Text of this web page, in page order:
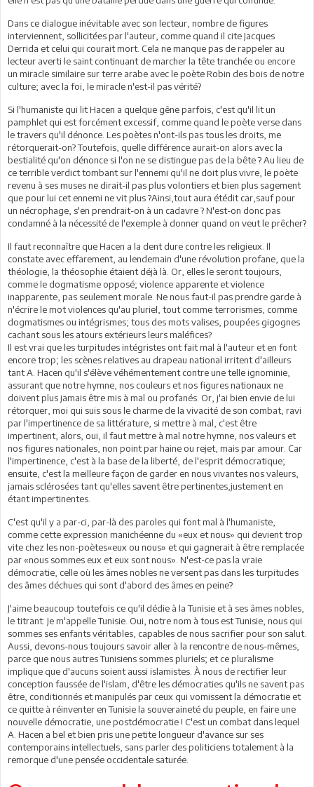
Dans ce dialogue inévitable avec son lecteur, nombre de figures
interviennent, sollicitées par l'auteur, comme quand il cite Jacques
Derrida et celui qui courait mort. Cela ne manque pas de rappeler au
lecteur averti le saint continuant de marcher la tête tranchée ou encore
un miracle similaire sur terre arabe avec le poète Robin des bois de notre
culture; avec la foi, le miracle n'est-il pas vérité?
Si l'humaniste qui lit Hacen a quelque gêne parfois, c'est qu'il lit un
pamphlet qui est forcément excessif, comme quand le poète verse dans
le travers qu'il dénonce. Les poètes n'ont-ils pas tous les droits, me
rétorquerait-on? Toutefois, quelle différence aurait-on alors avec la
bestialité qu'on dénonce si l'on ne se distingue pas de la bête ? Au lieu de
ce terrible verdict tombant sur l'ennemi qu'il ne doit plus vivre, le poète
revenu à ses muses ne dirait-il pas plus volontiers et bien plus sagement
que pour lui cet ennemi ne vit plus ?Ainsi,tout aura étédit car,sauf pour
un nécrophage, s'en prendrait-on à un cadavre ? N'est-on donc pas
condamné à la nécessité de l'exemple à donner quand on veut le prêcher?
Il faut reconnaître que Hacen a la dent dure contre les religieux. Il
constate avec effarement, au lendemain d'une révolution profane, que la
théologie, la théosophie étaient déjà là. Or, elles le seront toujours,
comme le dogmatisme opposé; violence apparente et violence
inapparente, pas seulement morale. Ne nous faut-il pas prendre garde à
n'écrire le mot violences qu'au pluriel, tout comme terrorismes, comme
dogmatismes ou intégrismes; tous des mots valises, poupées gigognes
cachant sous les atours extérieurs leurs maléfices?
Il est vrai que les turpitudes intégristes ont fait mal à l'auteur et en font
encore trop; les scènes relatives au drapeau national irritent d'ailleurs
tant A. Hacen qu'il s'élève véhémentement contre une telle ignominie,
assurant que notre hymne, nos couleurs et nos figures nationaux ne
doivent plus jamais être mis à mal ou profanés. Or, j'ai bien envie de lui
rétorquer, moi qui suis sous le charme de la vivacité de son combat, ravi
par l'impertinence de sa littérature, si mettre à mal, c'est être
impertinent, alors, oui, il faut mettre à mal notre hymne, nos valeurs et
nos figures nationales, non point par haine ou rejet, mais par amour. Car
l'impertinence, c'est à la base de la liberté, de l'esprit démocratique;
ensuite, c'est la meilleure façon de garder en nous vivantes nos valeurs,
jamais sclérosées tant qu'elles savent être pertinentes,justement en
étant impertinentes.
C'est qu'il y a par-ci, par-là des paroles qui font mal à l'humaniste,
comme cette expression manichéenne du «eux et nous» qui devient trop
vite chez les non-poètes«eux ou nous» et qui gagnerait à être remplacée
par «nous sommes eux et eux sont nous». N'est-ce pas la vraie
démocratie, celle où les âmes nobles ne versent pas dans les turpitudes
des âmes déchues qui sont d'abord des âmes en peine?
J'aime beaucoup toutefois ce qu'il dédie à la Tunisie et à ses âmes nobles,
le titrant: Je m'appelle Tunisie. Oui, notre nom à tous est Tunisie, nous qui
sommes ses enfants véritables, capables de nous sacrifier pour son salut.
Aussi, devons-nous toujours savoir aller à la rencontre de nous-mêmes,
parce que nous autres Tunisiens sommes pluriels; et ce pluralisme
implique que d'aucuns soient aussi islamistes. À nous de rectifier leur
conception faussée de l'islam, d'être les démocraties qu'ils ne savent pas
être, conditionnés et manipulés par ceux qui vomissent la démocratie et
ce quitte à réinventer en Tunisie la souveraineté du peuple, en faire une
nouvelle démocratie, une postdémocratie ! C'est un combat dans lequel
A. Hacen a bel et bien pris une petite longueur d'avance sur ses
contemporains intellectuels, sans parler des politiciens totalement à la
remorque d'une pensée occidentale saturée.